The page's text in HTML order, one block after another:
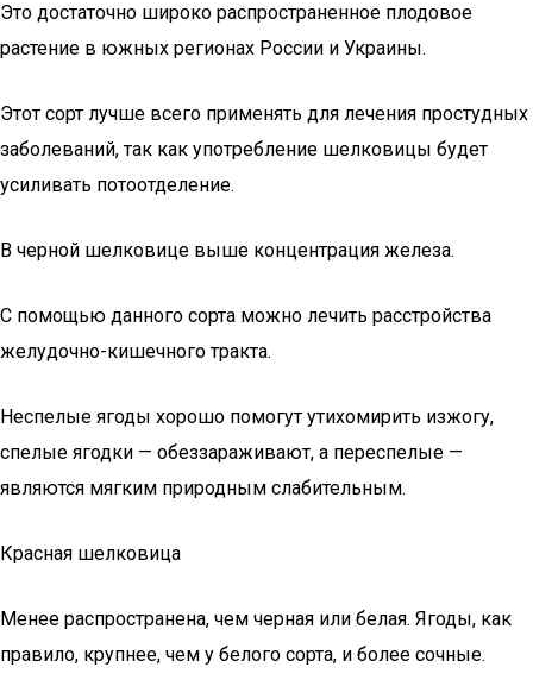
Это достаточно широко распространенное плодовое
растение в южных регионах России и Украины.
Этот сорт лучше всего применять для лечения простудных
заболеваний, так как употребление шелковицы будет
усиливать потоотделение.
В черной шелковице выше концентрация железа.
С помощью данного сорта можно лечить расстройства
желудочно-кишечного тракта.
Неспелые ягоды хорошо помогут утихомирить изжогу,
спелые ягодки — обеззараживают, а переспелые —
являются мягким природным слабительным.
Красная шелковица
Менее распространена, чем черная или белая. Ягоды, как
правило, крупнее, чем у белого сорта, и более сочные.